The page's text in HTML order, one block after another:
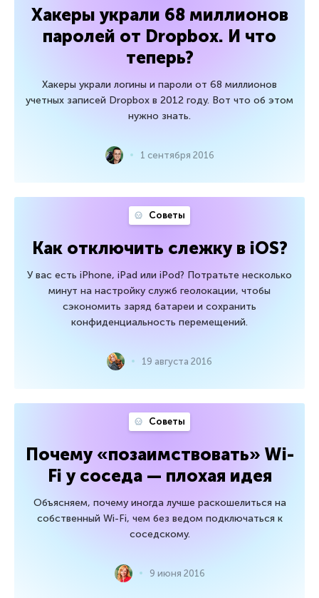
Хакеры украли 68 миллионов
паролей от Dropbox. И что
теперь?
Хакеры украли логины и пароли от 68 миллионов
учетных записей Dropbox в 2012 году. Вот что об этом
нужно знать.
1 сентября 2016
Советы
Как отключить слежку в iOS?
У вас есть iPhone, iPad или iPod? Потратьте несколько
минут на настройку служб геолокации, чтобы
сэкономить заряд батареи и сохранить
конфиденциальность перемещений.
19 августа 2016
Советы
Почему «позаимствовать» Wi-
Fi у соседа — плохая идея
Объясняем, почему иногда лучше раскошелиться на
собственный Wi-Fi, чем без ведом подключаться к
соседскому.
9 июня 2016